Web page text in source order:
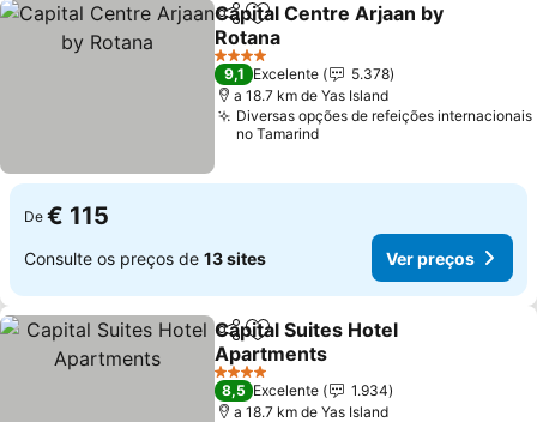
PartilharAdicionar aos favoritos
Capital Centre Arjaan by
Rotana
Ver preços
4 Estrelas
9,1 Excelente
5.378
a 18.7 km de Yas Island
Diversas opções de refeições internacionais
no Tamarind
De € 115
Consulte os preços de 13 sites Ver preços
PartilharAdicionar aos favoritos
Capital Suites Hotel
Apartments
Ver preços
4 Estrelas
8,5 Excelente
1.934
a 18.7 km de Yas Island